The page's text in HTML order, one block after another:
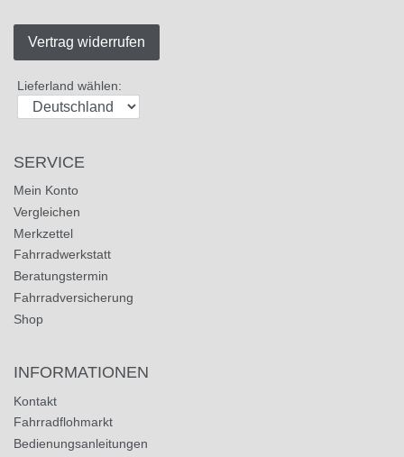
Vertrag widerrufen
Lieferland wählen:
SERVICE
Mein Konto
Vergleichen
Merkzettel
Fahrradwerkstatt
Beratungstermin
Fahrradversicherung
Shop
INFORMATIONEN
Kontakt
Fahrradflohmarkt
Bedienungsanleitungen